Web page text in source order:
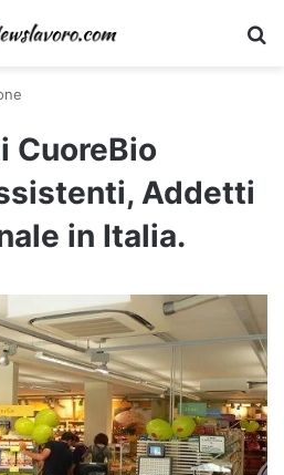
CuoreBio
Addetti
in Italia.